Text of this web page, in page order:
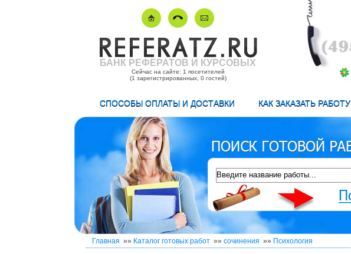
БАНК РЕФЕРАТОВ И КУРСОВЫХ
Сейчас на сайте: 1 посетителей
(1 зарегистрированных, 0 гостей)
СПОСОБЫ ОПЛАТЫ И ДОСТАВКИ КАК ЗАКАЗАТЬ РАБОТУ
Главная »» Каталог готовых работ »» сочинения »» Психология